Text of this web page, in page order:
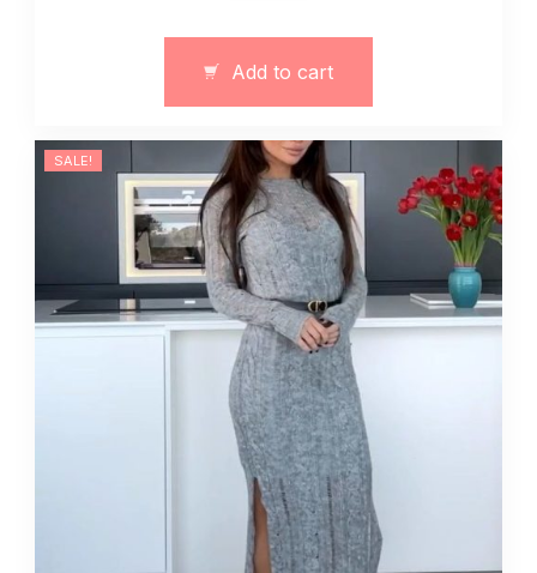
art.12221
quantity
Add to cart
SALE!